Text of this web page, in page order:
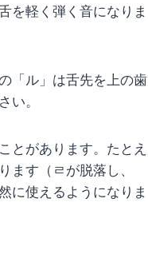
を軽く弾く音になりま
「ル」は舌先を上の歯
い。
とがあります。たとえ
ます（ㄹが脱落し、
に使えるようになりま